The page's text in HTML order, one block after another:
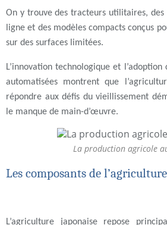
On y trouve des tracteurs utilitaires,
ligne et des modèles compacts conçus
sur des surfaces limitées.
L’innovation technologique et
automatisées montrent que
répondre aux défis du vieillissement
le manque de main-d’œuvre.
La production agricole
Les composants de
L’agriculture japonaise repose